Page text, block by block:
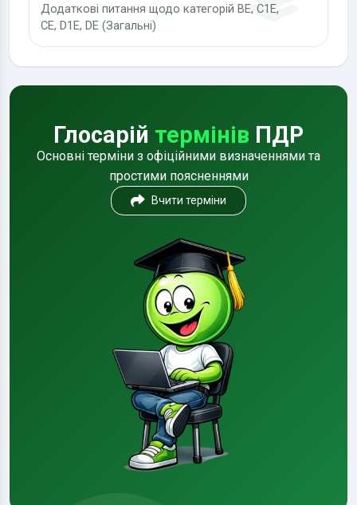
Додаткові питання щодо категорій BE, C1E,
CE, D1E, DE (Загальні)
Глосарій термінів ПДР
Основні терміни з офіційними визначеннями та
простими поясненнями
Вчити терміни